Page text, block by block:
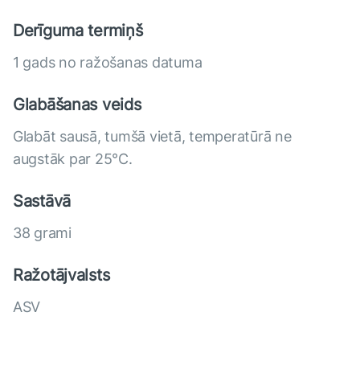
Derīguma termiņš
1 gads no ražošanas datuma
Glabāšanas veids
Glabāt sausā, tumšā vietā, temperatūrā ne
augstāk par 25°C.
Sastāvā
38 grami
Ražotājvalsts
ASV